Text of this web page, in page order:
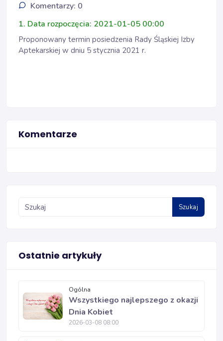
Komentarzy: 0
1. Data rozpoczęcia: 2021-01-05 00:00
Proponowany termin posiedzenia Rady Śląskiej Izby
Aptekarskiej w dniu 5 stycznia 2021 r.
Komentarze
Szukaj
Ostatnie artykuły
Ogólna
Wszystkiego najlepszego z okazji
Dnia Kobiet
2026-03-08 08:00